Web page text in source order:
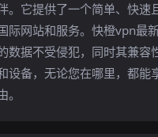
。它提供了一个简单、快速
际网站和服务。快橙vpn最
数据不受侵犯，同时其兼容
设备，无论您在哪里，都能
。